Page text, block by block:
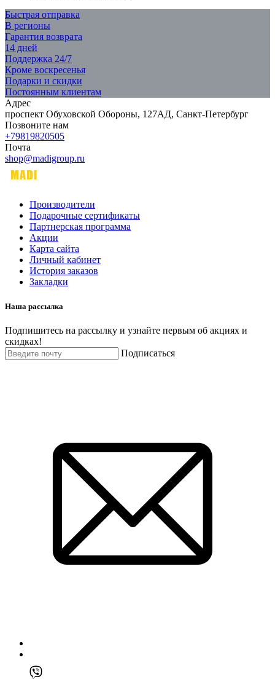
Быстрая отправка
В регионы
Гарантия возврата
14 дней
Поддержка 24/7
Кроме воскресенья
Подарки и скидки
Постоянным клиентам
Адрес
проспект Обуховской Обороны, 127АД, Санкт-Петербург
Позвоните нам
+79819820505
Почта
shop@madigroup.ru
Производители
Подарочные сертификаты
Партнерская программа
Акции
Карта сайта
Личный кабинет
История заказов
Закладки
Наша рассылка
Подпишитесь на рассылку и узнайте первым об акциях и
скидках!
Подписаться